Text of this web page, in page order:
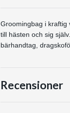
Groomingbag i kraftig
till hästen och sig
bärhandtag,
Recensioner